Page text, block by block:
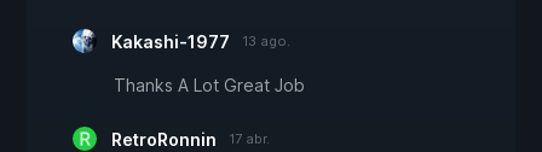
Kakashi-1977 13 ago.
Thanks A Lot Great Job
RetroRonnin 17 abr.